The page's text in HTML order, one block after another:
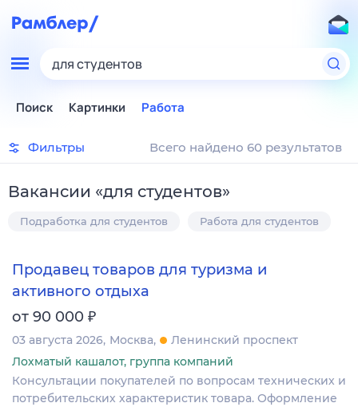
для студентов
Поиск Картинки Работа
Фильтры Всего найдено 60 результатов
Вакансии «для студентов»
Подработка для студентов Работа для студентов
Продавец товаров для туризма и
активного отдыха
от 90 000 ₽
03 августа 2026 Москва
Ленинский проспект
Лохматый кашалот, группа компаний
Консультации покупателей по вопросам технических и
потребительских характеристик товара. Оформление